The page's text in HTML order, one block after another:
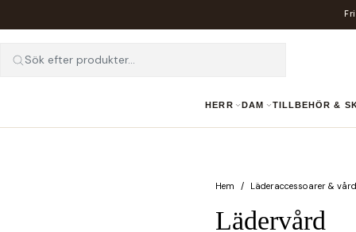
Sök efter produkter...
HERR DAM TILLBEHÖR &
Hem Läderaccessoarer &
Lädervård